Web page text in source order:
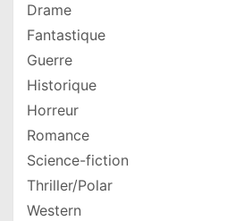
Drame
Fantastique
Guerre
Historique
Horreur
Romance
Science-fiction
Thriller/Polar
Western